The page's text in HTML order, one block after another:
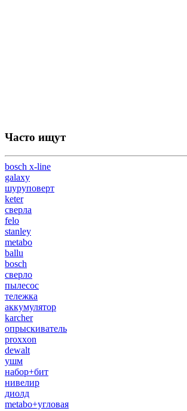
Часто ищут
bosch x-line
galaxy
шуруповерт
keter
сверла
felo
stanley
metabo
ballu
bosch
сверло
пылесос
тележка
аккумулятор
karcher
опрыскиватель
proxxon
dewalt
ушм
набор+бит
нивелир
диолд
metabo+угловая